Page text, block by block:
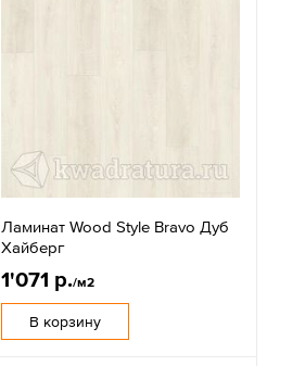
Ламинат Wood Style Bravo Дуб
Хайберг
1'071 р./м2
В корзину